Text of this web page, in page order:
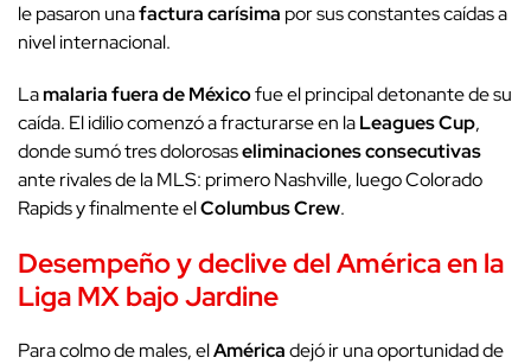
le pasaron unafactura carísima por sus constantes caídas a
nivel internacional.
Lamalaria fuera de Méxicofue el principal detonante de su
caída. El idilio comenzó a fracturarse en laLeagues Cup,
donde sumó tres dolorosaseliminaciones consecutivas
ante rivales de la MLS: primero Nashville, luego Colorado
Rapids y finalmente elColumbus Crew.
Desempeño y declive del América en la
Liga MX bajo Jardine
Para colmo de males, elAméricadejó ir una oportunidad de